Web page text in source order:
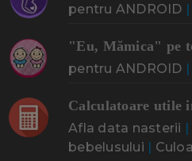
pentru ANDROID |
"Eu, Mămica" pe
pentru ANDROID |
Calculatoare utile
Afla data nasterii |
bebelusului |